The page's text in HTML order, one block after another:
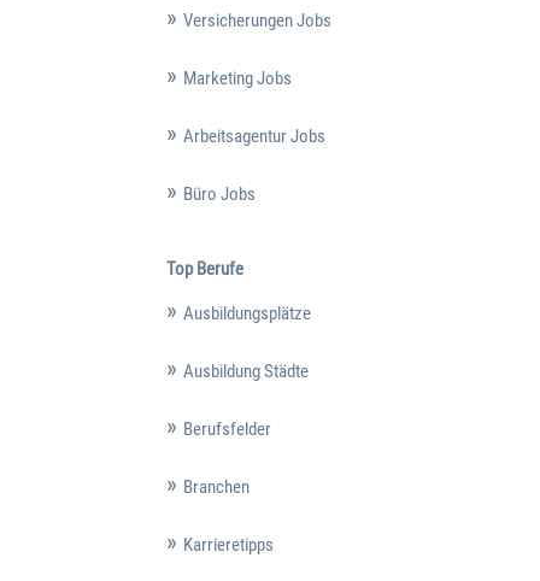
Versicherungen Jobs
Marketing Jobs
Arbeitsagentur Jobs
Büro Jobs
Top Berufe
Ausbildungsplätze
Ausbildung Städte
Berufsfelder
Branchen
Karrieretipps